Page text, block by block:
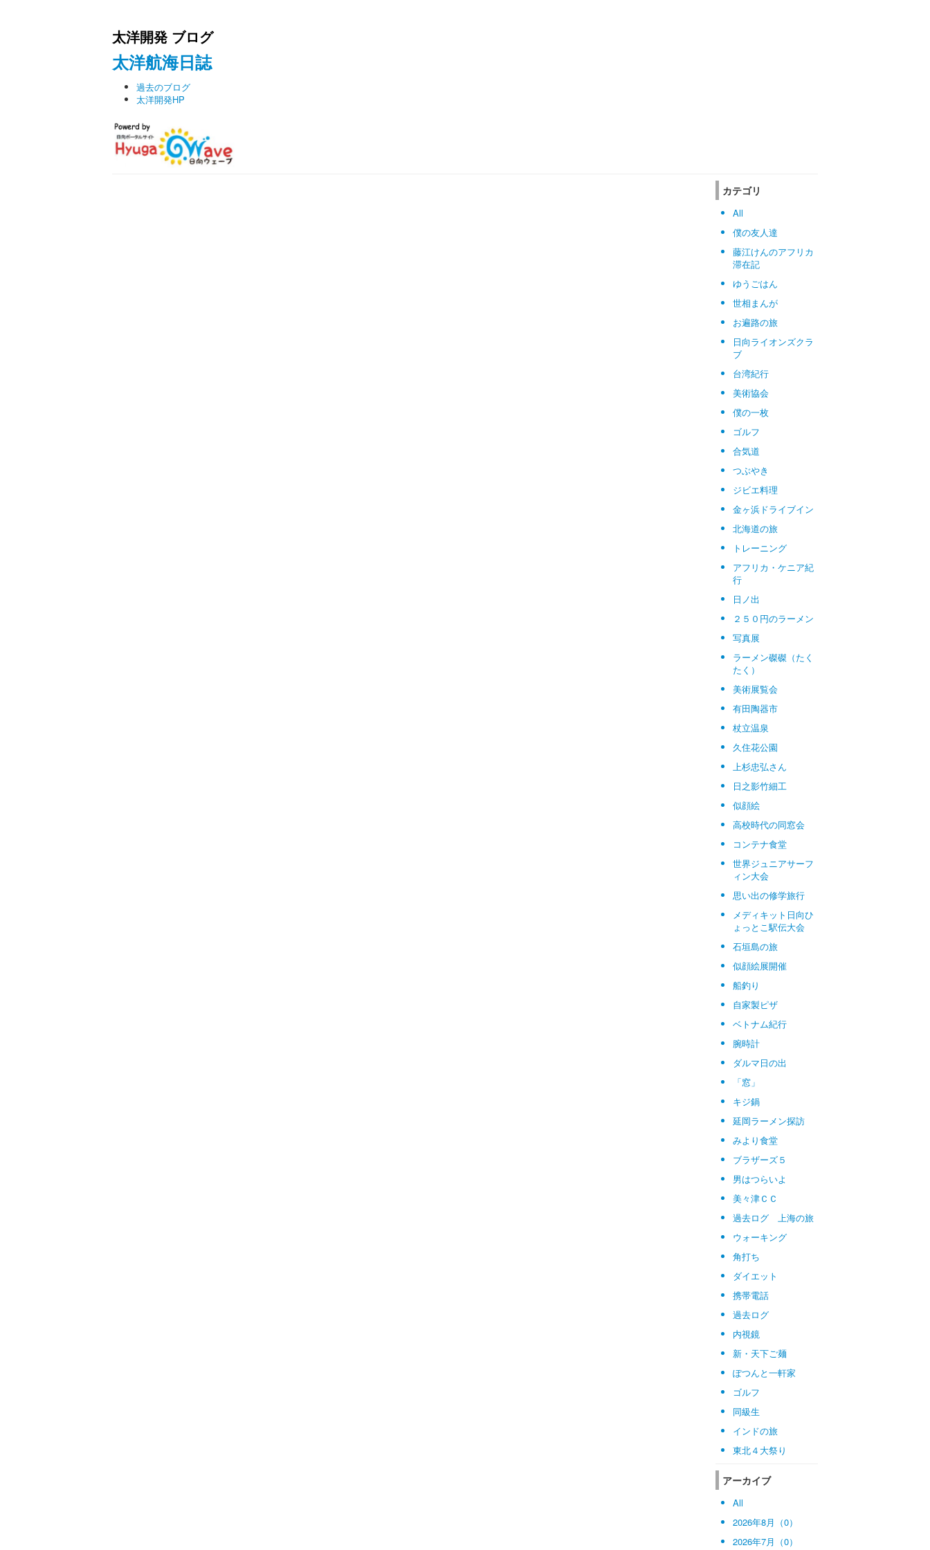
太洋開発 ブログ
太洋航海日誌
過去のブログ
太洋開発HP
カテゴリ
All
僕の友人達
藤江けんのアフリカ
滞在記
ゆうごはん
世相まんが
お遍路の旅
日向ライオンズクラ
ブ
台湾紀行
美術協会
僕の一枚
ゴルフ
合気道
つぶやき
ジビエ料理
金ヶ浜ドライブイン
北海道の旅
トレーニング
アフリカ・ケニア紀
行
日ノ出
２５０円のラーメン
写真展
ラーメン磔磔（たく
たく）
美術展覧会
有田陶器市
杖立温泉
久住花公園
上杉忠弘さん
日之影竹細工
似顔絵
高校時代の同窓会
コンテナ食堂
世界ジュニアサーフ
ィン大会
思い出の修学旅行
メディキット日向ひ
ょっとこ駅伝大会
石垣島の旅
似顔絵展開催
船釣り
自家製ピザ
ベトナム紀行
腕時計
ダルマ日の出
「窓」
キジ鍋
延岡ラーメン探訪
みより食堂
ブラザーズ５
男はつらいよ
美々津ＣＣ
過去ログ 上海の旅
ウォーキング
角打ち
ダイエット
携帯電話
過去ログ
内視鏡
新・天下ご麺
ぽつんと一軒家
ゴルフ
同級生
インドの旅
東北４大祭り
アーカイブ
All
2026年8月（0）
2026年7月（0）